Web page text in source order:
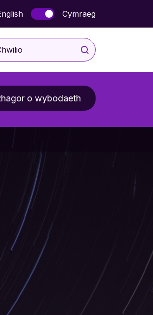
Cymraeg
Ifranc
o wybodaeth